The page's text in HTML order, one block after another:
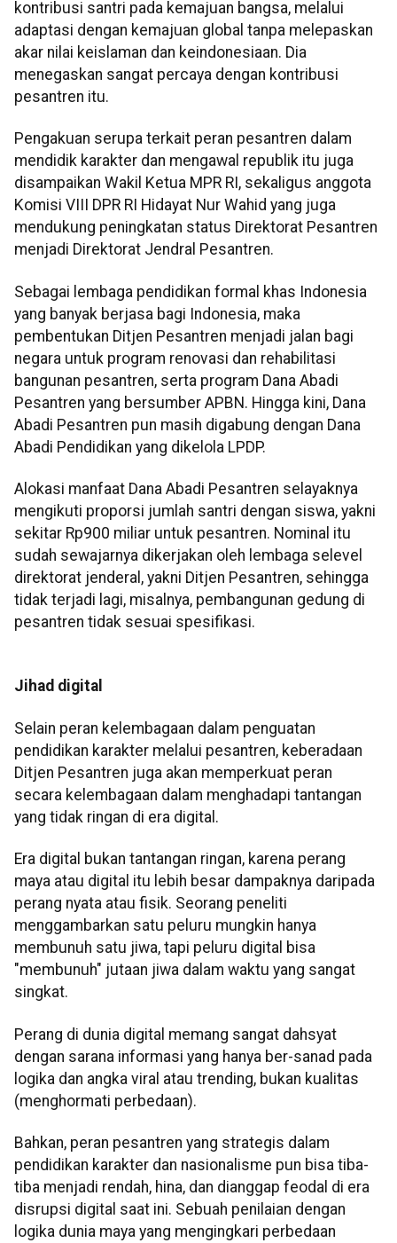
kontribusi santri pada kemajuan bangsa, melalui
adaptasi dengan kemajuan global tanpa melepaskan
akar nilai keislaman dan keindonesiaan. Dia
menegaskan sangat percaya dengan kontribusi
pesantren itu.
Pengakuan serupa terkait peran pesantren dalam
mendidik karakter dan mengawal republik itu juga
disampaikan Wakil Ketua MPR RI, sekaligus anggota
Komisi VIII DPR RI Hidayat Nur Wahid yang juga
mendukung peningkatan status Direktorat Pesantren
menjadi Direktorat Jendral Pesantren.
Sebagai lembaga pendidikan formal khas Indonesia
yang banyak berjasa bagi Indonesia, maka
pembentukan Ditjen Pesantren menjadi jalan bagi
negara untuk program renovasi dan rehabilitasi
bangunan pesantren, serta program Dana Abadi
Pesantren yang bersumber APBN. Hingga kini, Dana
Abadi Pesantren pun masih digabung dengan Dana
Abadi Pendidikan yang dikelola LPDP.
Alokasi manfaat Dana Abadi Pesantren selayaknya
mengikuti proporsi jumlah santri dengan siswa, yakni
sekitar Rp900 miliar untuk pesantren. Nominal itu
sudah sewajarnya dikerjakan oleh lembaga selevel
direktorat jenderal, yakni Ditjen Pesantren, sehingga
tidak terjadi lagi, misalnya, pembangunan gedung di
pesantren tidak sesuai spesifikasi.
Jihad digital
Selain peran kelembagaan dalam penguatan
pendidikan karakter melalui pesantren, keberadaan
Ditjen Pesantren juga akan memperkuat peran
secara kelembagaan dalam menghadapi tantangan
yang tidak ringan di era digital.
Era digital bukan tantangan ringan, karena perang
maya atau digital itu lebih besar dampaknya daripada
perang nyata atau fisik. Seorang peneliti
menggambarkan satu peluru mungkin hanya
membunuh satu jiwa, tapi peluru digital bisa
"membunuh" jutaan jiwa dalam waktu yang sangat
singkat.
Perang di dunia digital memang sangat dahsyat
dengan sarana informasi yang hanya ber-sanad pada
logika dan angka viral atau trending, bukan kualitas
(menghormati perbedaan).
Bahkan, peran pesantren yang strategis dalam
pendidikan karakter dan nasionalisme pun bisa tiba-
tiba menjadi rendah, hina, dan dianggap feodal di era
disrupsi digital saat ini. Sebuah penilaian dengan
logika dunia maya yang mengingkari perbedaan